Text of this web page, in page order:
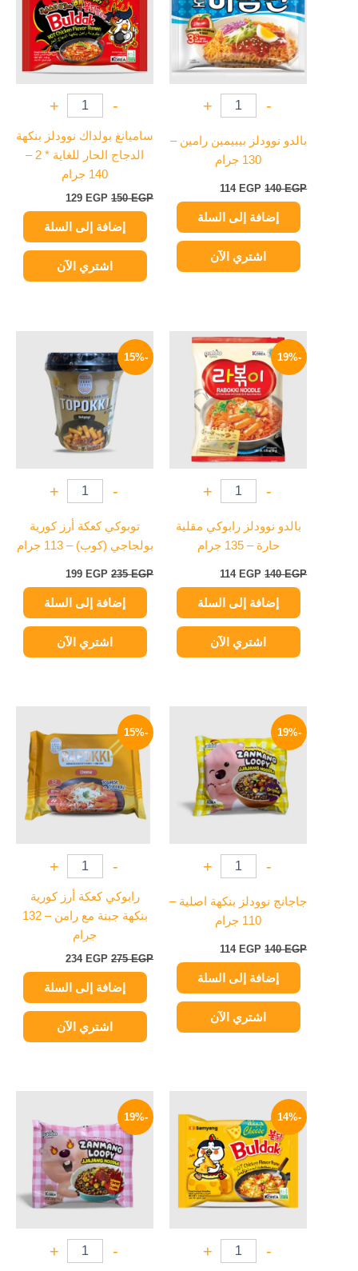
-
+
بالدو نوودلز بيبيمين رامين –
130 جرام
140EGP
114 EGP
إضافة إلى السلة
اشتري الآن
-
+
ساميانغ بولداك نوودلز بنكهة
الدجاج الحار للغاية * 2 –
140 جرام
150EGP
129 EGP
إضافة إلى السلة
اشتري الآن
-19%
-
+
بالدو نوودلز رابوكي مقلية
حارة – 135 جرام
140EGP
السعر
الأصلي
هو:
140 EGP.
114 EGP
السعر
الحالي
هو:
114 EGP.
إضافة إلى السلة
اشتري الآن
-15%
-
+
توبوكي كعكة أرز كورية
بولجاجي (كوب) – 113 جرام
235EGP
الأصلي
هو:
235 EGP.
199 EGP
الحالي
هو:
199 EGP.
إضافة إلى السلة
اشتري الآن
-19%
-
+
جاجانج نوودلز بنكهة اصلية –
110 جرام
140EGP
هو:
140 EGP.
114 EGP
هو:
114 EGP.
إضافة إلى السلة
اشتري الآن
-15%
-
+
رابوكي كعكة أرز كورية
بنكهة جبنة مع رامن – 132
جرام
275EGP
هو:
275 EGP.
234 EGP
هو:
234 EGP.
إضافة إلى السلة
اشتري الآن
-14%
-
+
هو:
150 EGP.
هو:
129 EGP.
-19%
-
+
هو:
140 EGP.
هو:
114 EGP.